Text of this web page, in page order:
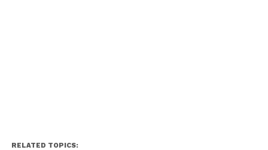
RELATED TOPICS: